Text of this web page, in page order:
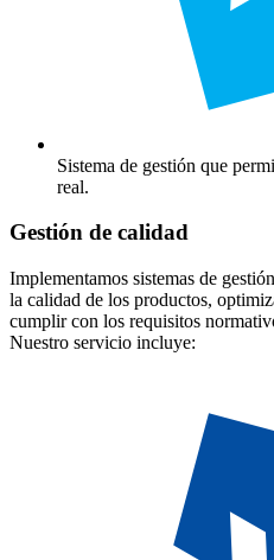
Sistema de gestión que
real.
Gestión de calidad
Implementamos sistemas de
la calidad de los productos,
cumplir con los requisitos
Nuestro servicio incluye: